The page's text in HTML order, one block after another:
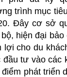
trình mục
Đây cơ sở
hiện đại
lợi cho du
tư vào các
điểm phát triển